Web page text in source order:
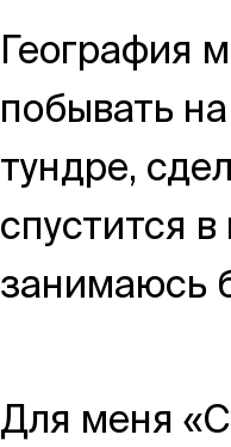
Галерея
География
побывать
тундре,
спустится
занимаюсь
Для меня